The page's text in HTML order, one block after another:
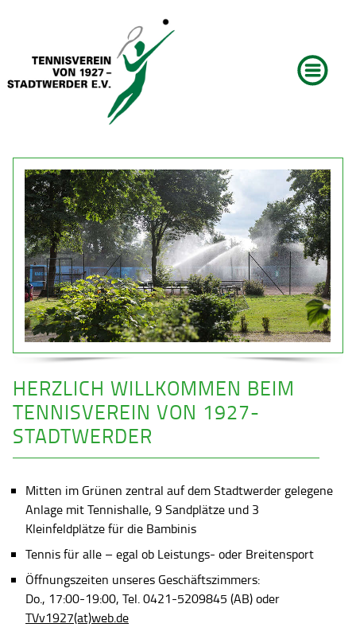
HERZLICH WILLKOMMEN BEIM
TENNISVEREIN VON 1927-
STADTWERDER
Mitten im Grünen zentral auf dem Stadtwerder gelegene
Anlage mit Tennishalle, 9 Sandplätze und 3
Kleinfeldplätze für die Bambinis
Tennis für alle – egal ob Leistungs- oder Breitensport
Öffnungszeiten unseres Geschäftszimmers:
Do., 17:00-19:00, Tel. 0421-5209845 (AB) oder
TVv1927(at)web.de